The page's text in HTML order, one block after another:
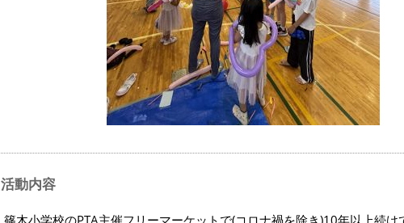
活動内容
篠木小学校のPTA主催フリーマーケットで(コロナ禍を除き)10年以上続け